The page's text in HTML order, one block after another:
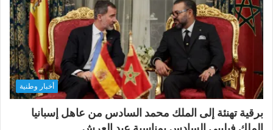
أخبار وطنية
برقية تهنئة إلى الملك محمد السادس من عاهل إسبانيا